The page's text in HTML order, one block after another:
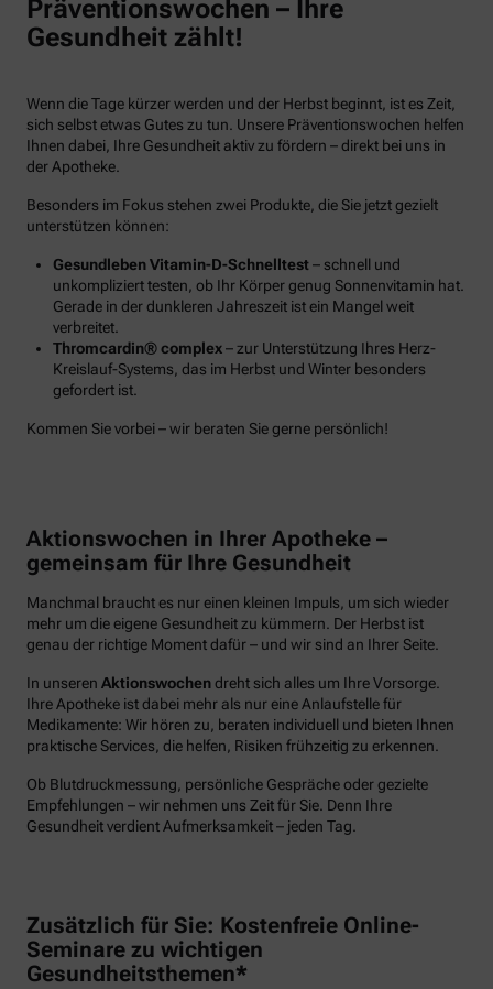
Präventionswochen – Ihre
Gesundheit zählt!
Wenn die Tage kürzer werden und der Herbst beginnt, ist es Zeit,
sich selbst etwas Gutes zu tun. Unsere Präventionswochen helfen
Ihnen dabei, Ihre Gesundheit aktiv zu fördern – direkt bei uns in
der Apotheke.
Besonders im Fokus stehen zwei Produkte, die Sie jetzt gezielt
unterstützen können:
Gesundleben Vitamin-D-Schnelltest– schnell und
unkompliziert testen, ob Ihr Körper genug Sonnenvitamin hat.
Gerade in der dunkleren Jahreszeit ist ein Mangel weit
verbreitet.
Thromcardin® complex– zur Unterstützung Ihres Herz-
Kreislauf-Systems, das im Herbst und Winter besonders
gefordert ist.
Kommen Sie vorbei – wir beraten Sie gerne persönlich!
Aktionswochen in Ihrer Apotheke –
gemeinsam für Ihre Gesundheit
Manchmal braucht es nur einen kleinen Impuls, um sich wieder
mehr um die eigene Gesundheit zu kümmern. Der Herbst ist
genau der richtige Moment dafür – und wir sind an Ihrer Seite.
In unseren Aktionswochendreht sich alles um Ihre Vorsorge.
Ihre Apotheke ist dabei mehr als nur eine Anlaufstelle für
Medikamente: Wir hören zu, beraten individuell und bieten Ihnen
praktische Services, die helfen, Risiken frühzeitig zu erkennen.
Ob Blutdruckmessung, persönliche Gespräche oder gezielte
Empfehlungen – wir nehmen uns Zeit für Sie. Denn Ihre
Gesundheit verdient Aufmerksamkeit – jeden Tag.
Zusätzlich für Sie: Kostenfreie Online-
Seminare zu wichtigen
Gesundheitsthemen*